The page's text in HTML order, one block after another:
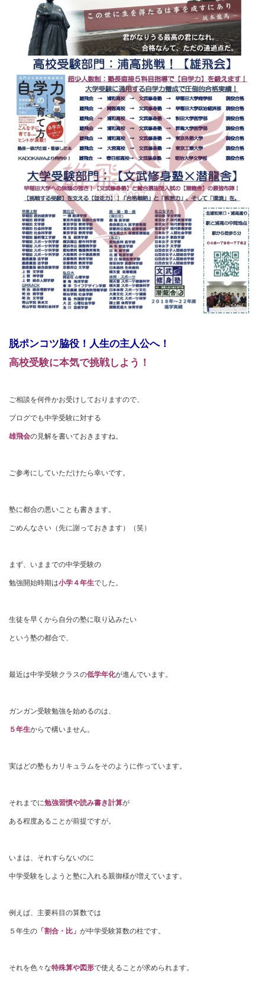
脱ポンコツ脇役！人生の主人公へ！
高校受験に本気で挑戦しよう！
ご相談を何件かお受けしておりますので、
ブログでも中学受験に対する
雄飛会の見解を書いておきますね。
ご参考にしていただけたら幸いです。
塾に都合の悪いことも書きます。
ごめんなさい（先に謝っておきます）（笑）
まず、いままでの中学受験の
勉強開始時期は小学４年生でした。
生徒を早くから自分の塾に取り込みたい
という塾の都合で、
最近は中学受験クラスの低学年化が進んでいます。
ガンガン受験勉強を始めるのは、
５年生からで構いません。
実はどの塾もカリキュラムをそのように作っています。
それまでに勉強習慣や読み書き計算が
ある程度あることが前提ですが。
いまは、それすらないのに
中学受験をしようと塾に入れる親御様が増えています。
例えば、主要科目の算数では
５年生の 「割合・比」 が中学受験算数の柱です。
それを色々な特殊算や図形で使えることが求められます。